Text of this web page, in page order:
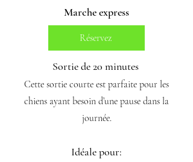
Marche express
Réservez
Sortie de 20 minutes
Cette sortie courte est parfaite pour les
chiens ayant besoin d’une pause dans la
journée.
Idéale pour: